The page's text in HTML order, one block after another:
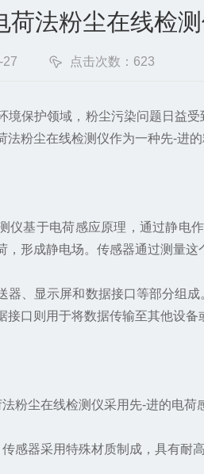
荷法粉尘在线检
27 点击次数：623
护领域，粉尘污染问题日益受
法粉尘在线检测仪作为一种先-进
基于电荷感应原理，通过静电作
，形成静电场。传感器通过测量
显示屏和数据接口等部分组成
接口则用于将数据传输至其他设
尘在线检测仪采用先-进的电荷
器采用特殊材质制成，具有耐